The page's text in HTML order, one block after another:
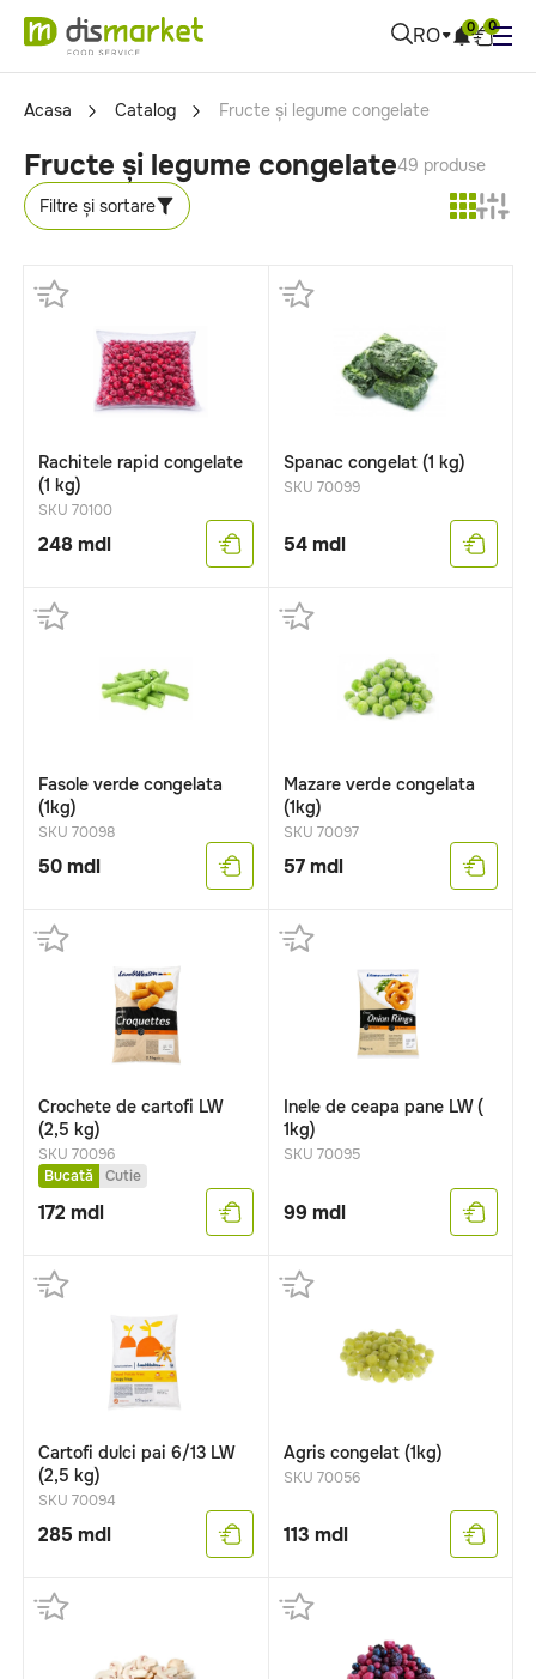
RO 0 0
Acasa Catalog Fructe și legume congelate
Fructe și legume congelate49 produse
Filtre și sortare
Rachitele rapid congelate
(1 kg)
SKU 70100
248mdl
Spanac congelat (1 kg)
SKU 70099
54mdl
Fasole verde congelata
(1kg)
SKU 70098
50mdl
Mazare verde congelata
(1kg)
SKU 70097
57mdl
Crochete de cartofi LW
(2,5 kg)
SKU 70096
Bucată
Cutie
172 mdl
Inele de ceapa pane LW (
1kg)
SKU 70095
99 mdl
Cartofi dulci pai 6/13 LW
(2,5 kg)
SKU 70094
285 mdl
Agris congelat (1kg)
SKU 70056
113 mdl